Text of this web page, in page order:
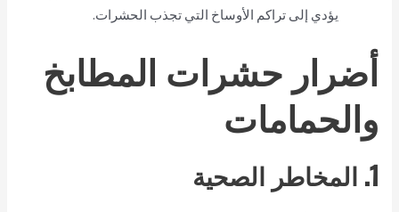
يؤدي إلى تراكم الأوساخ التي تجذب الحشرات.
أضرار حشرات المطابخ
والحمامات
1. المخاطر الصحية